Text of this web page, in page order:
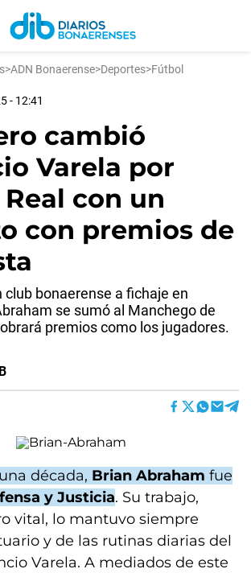
>ADN Bonaerense>Deportes>Fútbol
- 12:41
cambió
Varela por
con un
con premios de
club bonaerense a fichaje en
se sumó al Manchego de
premios como los jugadores.
década, Brian Abraham fue
y Justicia. Su trabajo,
vital, lo mantuvo siempre
y de las rutinas diarias del
Varela. A mediados de este